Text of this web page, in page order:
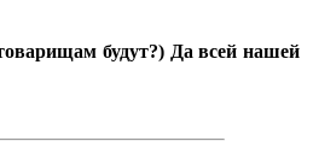
будут?) Да всей нашей